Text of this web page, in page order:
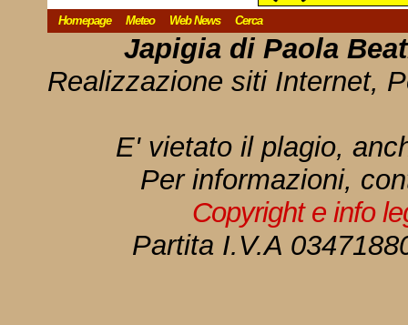
Homepage Meteo Web News Cerca
Japigia di Paola
Realizzazione siti Internet,
E' vietato il plagio,
Per informazioni,
Copyright e info
Partita I.V.A